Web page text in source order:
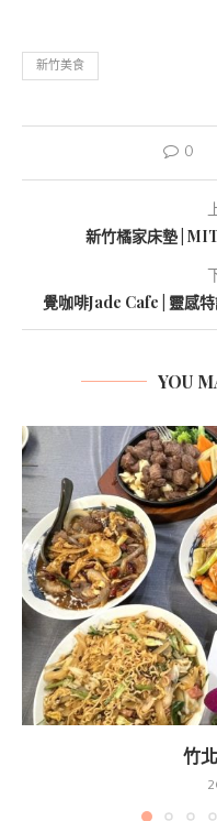
新竹美食
0
新竹橘家床墊 |
覺咖啡Jade Cafe | 靈感
YOU
竹